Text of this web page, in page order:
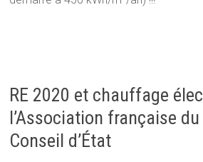
RE 2020 et chauffage
l’Association française
Conseil d’État